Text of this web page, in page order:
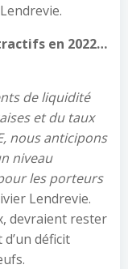
en 2022…
de liquidité
et du taux
nous anticipons
niveau
les porteurs
Lendrevie.
devraient rester
déficit